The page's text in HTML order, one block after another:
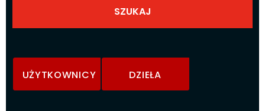
UŻYTKOWNICY DZIEŁA